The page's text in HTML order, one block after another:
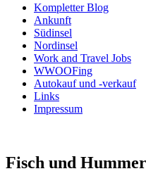
Kompletter Blog
Ankunft
Südinsel
Nordinsel
Work and Travel Jobs
WWOOFing
Autokauf und -verkauf
Links
Impressum
Fisch und Hummer